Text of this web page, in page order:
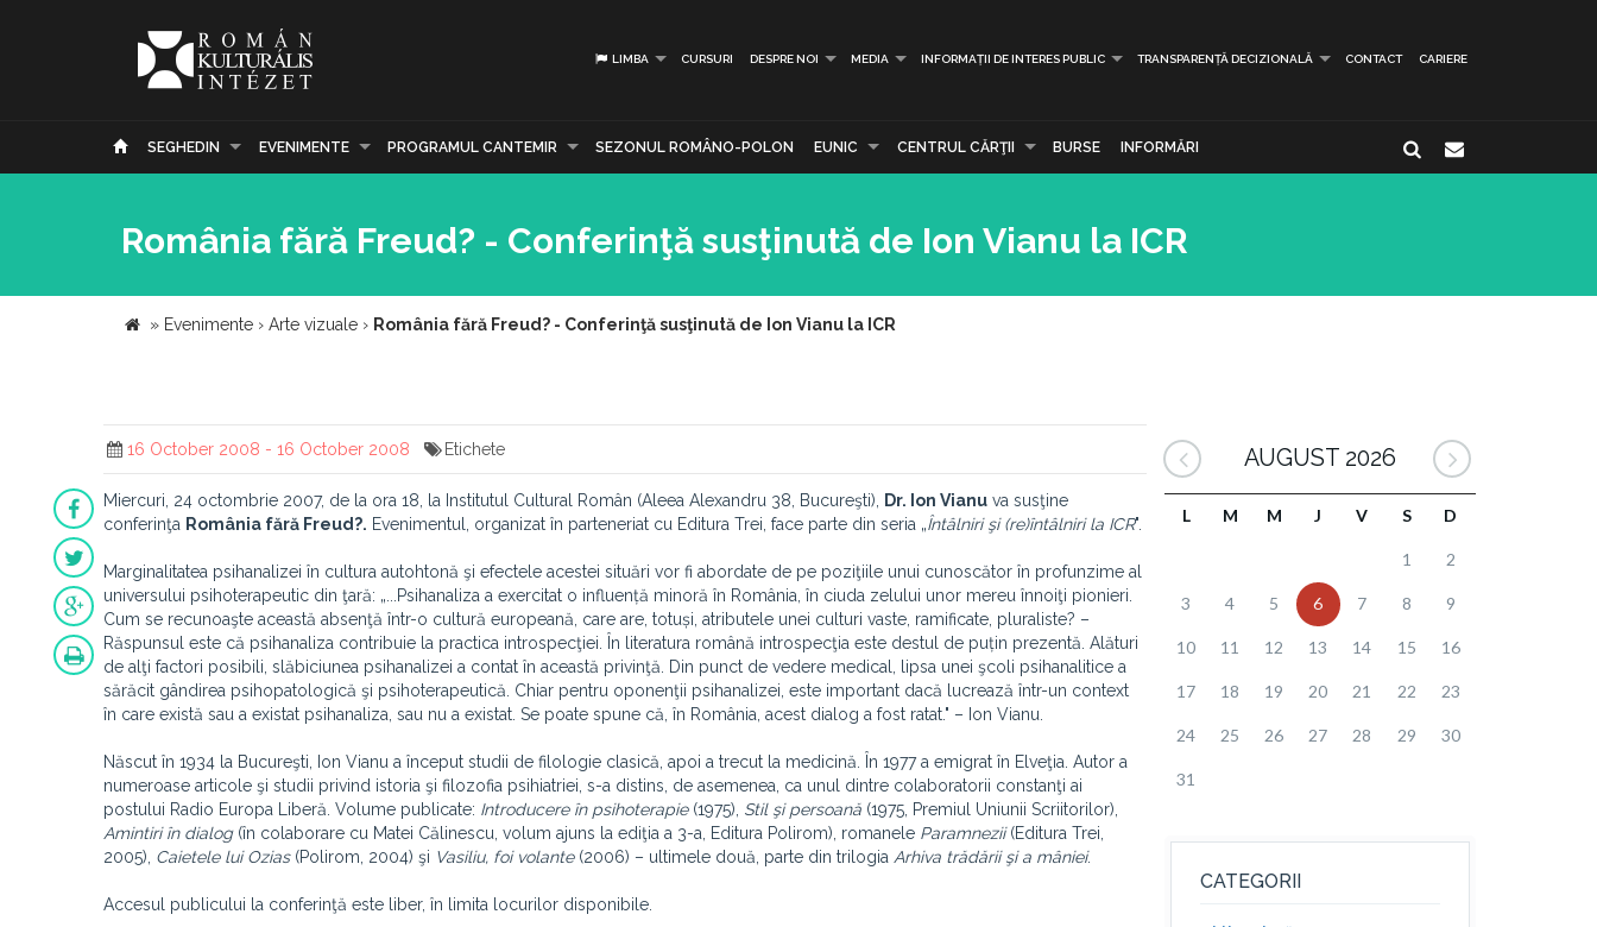
LIMBA CURSURI DESPRE NOI MEDIA INFORMAȚII DE INTERES PUBLIC TRANSPARENȚĂ DECIZIONALĂ CONTACT CARIERE
SEGHEDIN EVENIMENTE PROGRAMUL CANTEMIR SEZONUL ROMÂNO-POLON EUNIC CENTRUL CĂRŢII BURSE INFORMĂRI
România fără Freud? - Conferinţă susţinută de Ion Vianu la ICR
» Evenimente › Arte vizuale › România fără Freud? - Conferinţă susţinută de Ion Vianu la ICR
16 October 2008 - 16 October 2008 Etichete
Miercuri, 24 octombrie 2007, de la ora 18, la Institutul Cultural Român (Aleea Alexandru 38, Bucureşti), Dr. Ion Vianu va susţine
conferinţa România fără Freud?. Evenimentul, organizat în parteneriat cu Editura Trei, face parte din seria „Întâlniri şi (re)întâlniri la ICR".
Marginalitatea psihanalizei în cultura autohtonă şi efectele acestei situări vor fi abordate de pe poziţiile unui cunoscător în profunzime al
universului psihoterapeutic din ţară: „...Psihanaliza a exercitat o influență minoră în România, în ciuda zelului unor mereu înnoiţi pionieri.
Cum se recunoaşte această absenţă într-o cultură europeană, care are, totuși, atributele unei culturi vaste, ramificate, pluraliste? –
Răspunsul este că psihanaliza contribuie la practica introspecţiei. În literatura română introspecţia este destul de puțin prezentă. Alături
de alţi factori posibili, slăbiciunea psihanalizei a contat în această privinţă. Din punct de vedere medical, lipsa unei şcoli psihanalitice a
sărăcit gândirea psihopatologică şi psihoterapeutică. Chiar pentru oponenţii psihanalizei, este important dacă lucrează într-un context
în care există sau a existat psihanaliza, sau nu a existat. Se poate spune că, în România, acest dialog a fost ratat." – Ion Vianu.
Născut în 1934 la Bucureşti, Ion Vianu a început studii de filologie clasică, apoi a trecut la medicină. În 1977 a emigrat în Elveţia. Autor a
numeroase articole şi studii privind istoria şi filozofia psihiatriei, s-a distins, de asemenea, ca unul dintre colaboratorii constanţi ai
postului Radio Europa Liberă. Volume publicate: Introducere în psihoterapie(1975), Stil şi persoană (1975, Premiul Uniunii Scriitorilor),
Amintiri în dialog(în colaborare cu Matei Călinescu, volum ajuns la ediţia a 3-a, Editura Polirom), romanele Paramnezii(Editura Trei,
2005), Caietele lui Ozias(Polirom, 2004) şi Vasiliu, foi volante(2006) – ultimele două, parte din trilogia Arhiva trădării şi a mâniei.
Accesul publicului la conferinţă este liber, în limita locurilor disponibile.
AUGUST 2026
L M M J V S D
1 2
3 4 5 6 7 8 9
10 11 12 13 14 15 16
17 18 19 20 21 22 23
24 25 26 27 28 29 30
31
CATEGORII